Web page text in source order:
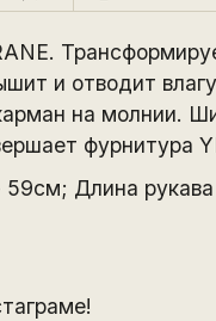
и отводит
на молнии.
фурнитура
Длина рукава